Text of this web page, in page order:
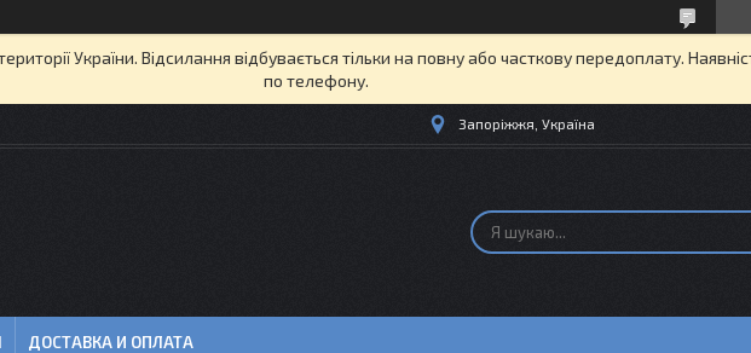
України. Відсилання відбувається тільки на повну або часткову передоплату.
по телефону.
Запоріжжя, Україна
ДОСТАВКА И ОПЛАТА